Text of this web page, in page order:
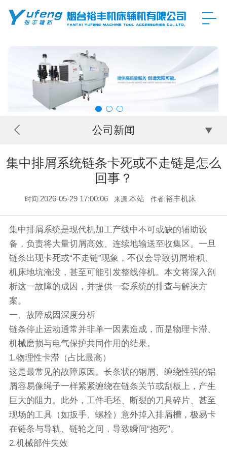
公司新闻
集中排屑系统链条卡死或不走链是怎么
回事？
时间:2026-05-29 17:00:06 来源:本站 作者:裕丰机床
集中排屑系统是现代机加工产线中不可或缺的辅助设
备，负责将大量切屑高效、连续地输送至收集区。一旦
链条出现卡死或“不走链”现象，不仅会导致切屑堆积、
机床地坑淹没，甚至可能引发整线停机。本文将深入剖
析这一故障的成因，并提供一套系统的排查与解决方
案。
一、故障成因深度分析
链条停止运动通常并非单一因素造成，而是物理卡滞、
机械磨损与电气保护共同作用的结果。
1.物理性卡滞（占比最高）
这是最常见的故障原因。长条状的钢屑、缠绕性强的铝
屑容易像绳子一样紧紧缠绕在链条关节或刮板上，产生
巨大的阻力。此外，工件毛坯、断裂的刀具碎片、甚至
现场的工具（如扳手、螺栓）意外掉入排屑槽，极易卡
在链条与导轨、链轮之间，导致瞬间“抱死”。
2.机械部件失效